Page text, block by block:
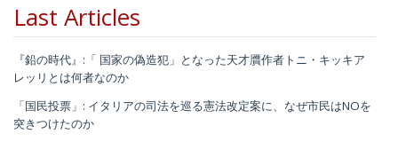
Last Articles
『鉛の時代』:「 国家の偽造犯」となった天才贋作者トニ・キッキア
レッリとは何者なのか
「国民投票」: イタリアの司法を巡る憲法改定案に、なぜ市民はNOを
突きつけたのか